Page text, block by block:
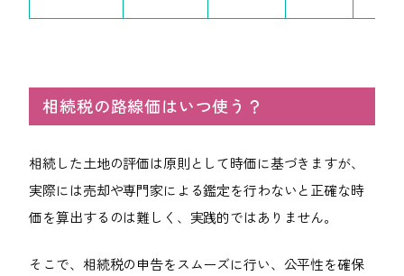
相続税の路線価はいつ使う？
相続した土地の評価は原則として時価に基づきますが、
実際には売却や専門家による鑑定を行わないと正確な時
価を算出するのは難しく、実践的ではありません。
そこで、相続税の申告をスムーズに行い、公平性を確保